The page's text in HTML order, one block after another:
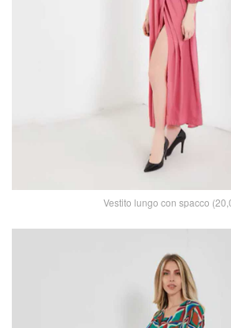
Vestito lungo con spacco